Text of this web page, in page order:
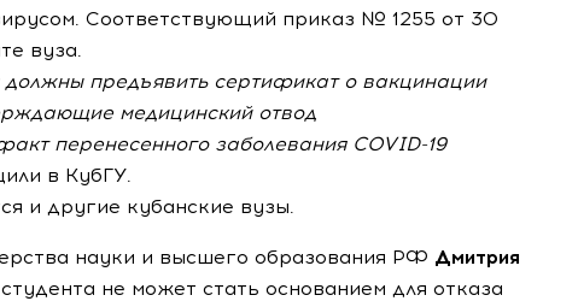
Соответствующий приказ № 1255 от 30
вуза.
должны предъявить сертификат о вакцинации
медицинский отвод
перенесенного заболевания COVID-19
в КубГУ.
и другие кубанские вузы.
науки и высшего образования РФ Дмитрия
не может стать основанием для отказа